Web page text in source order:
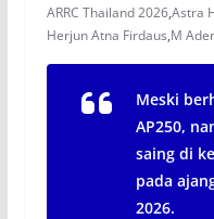
ARRC Thailand 2026,Astra
Herjun Atna Firdaus,M
Meski
AP250,
saing di
pada
2026.